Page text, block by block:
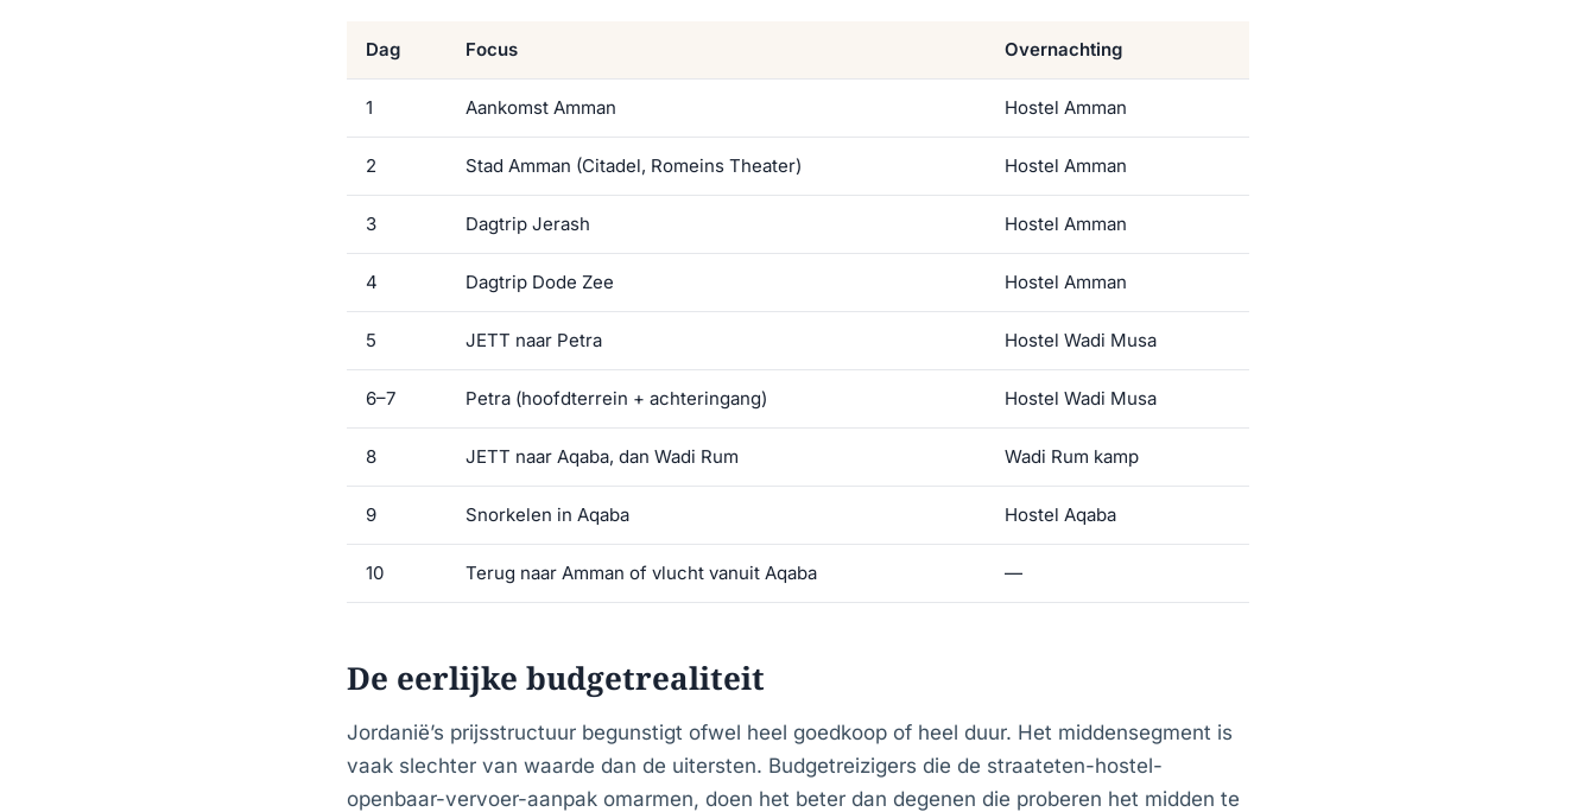
Dag Focus Overnachting
1 Aankomst Amman Hostel Amman
2 Stad Amman (Citadel, Romeins Theater) Hostel Amman
3 Dagtrip Jerash Hostel Amman
4 Dagtrip Dode Zee Hostel Amman
5 JETT naar Petra Hostel Wadi Musa
6–7 Petra (hoofdterrein + achteringang) Hostel Wadi Musa
8 JETT naar Aqaba, dan Wadi Rum Wadi Rum kamp
9 Snorkelen in Aqaba Hostel Aqaba
10 Terug naar Amman of vlucht vanuit Aqaba —
De eerlijke budgetrealiteit
Jordanië’s prijsstructuur begunstigt ofwel heel goedkoop of heel duur. Het middensegment is
vaak slechter van waarde dan de uitersten. Budgetreizigers die de straateten-hostel-
openbaar-vervoer-aanpak omarmen, doen het beter dan degenen die proberen het midden te